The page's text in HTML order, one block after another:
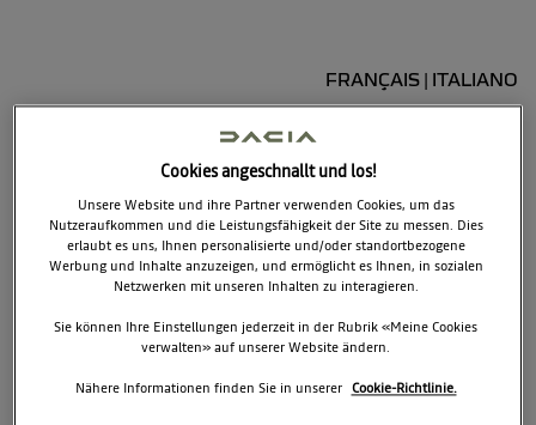
FRANÇAIS ITALIANO
/*DE*/ "https://de.dacia.ch/cookies.html",
/*FR*/ "https://fr.dacia.ch/cookies.html",
/*IT*/ "https://it.dacia.ch/cookies.html",
/*EN*/ ""
/*FR*/ "https://fr.dacia.ch/termes-et-conditions.html",
Cookies angeschnallt und los!
Unsere Website und ihre Partner verwenden Cookies, um das
Nutzeraufkommen und die Leistungsfähigkeit der Site zu messen. Dies
erlaubt es uns, Ihnen personalisierte und/oder standortbezogene
Werbung und Inhalte anzuzeigen, und ermöglicht es Ihnen, in sozialen
Netzwerken mit unseren Inhalten zu interagieren.
Sie können Ihre Einstellungen jederzeit in der Rubrik «Meine Cookies
verwalten» auf unserer Website ändern.
Nähere Informationen finden Sie in unserer Cookie-Richtlinie.